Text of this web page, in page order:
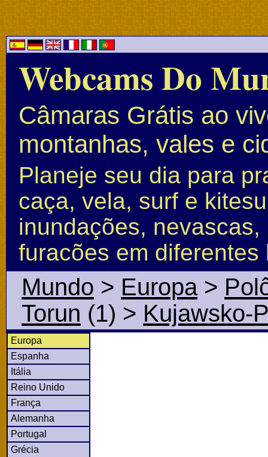
Webcams Do
Câmaras Grátis ao
montanhas, vales e
Planeje seu dia para
caça, vela, surf e
inundações,
furacões em
Mundo > Europa>
Torun (1) > Kujawsko-
Europa
Espanha
Itália
Reino Unido
França
Alemanha
Portugal
Grécia